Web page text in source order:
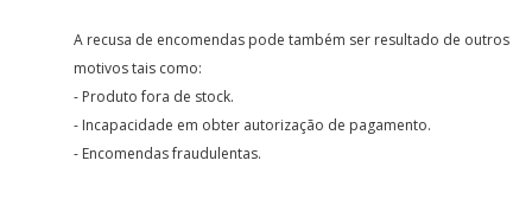
A recusa de encomendas pode também ser resultado de outros
motivos tais como:
- Produto fora de stock.
- Incapacidade em obter autorização de pagamento.
- Encomendas fraudulentas.